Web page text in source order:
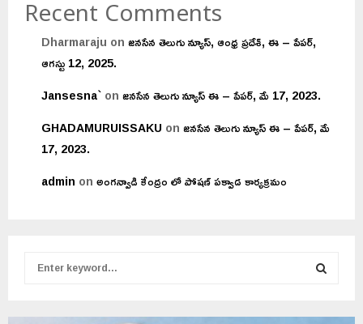
Recent Comments
Dharmaraju onజనసేన తెలుగు న్యూస్, ఆంధ్ర ప్రదేశ్, ఈ – పేపర్,
ఆగస్టు 12, 2025.
Jansesna`onజనసేన తెలుగు న్యూస్ ఈ – పేపర్, మే 17, 2023.
GHADAMURUISSAKU onజనసేన తెలుగు న్యూస్ ఈ – పేపర్, మే
17, 2023.
admin onఅంగన్వాడి కేంద్రం లో పోషణ్ పక్వాడ కార్యక్రమం
r